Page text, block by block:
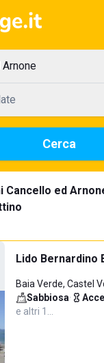
Cerca
Cancello ed
Lido Bernardino
Baia Verde, Castel
Sabbiosa·
e altri 1…